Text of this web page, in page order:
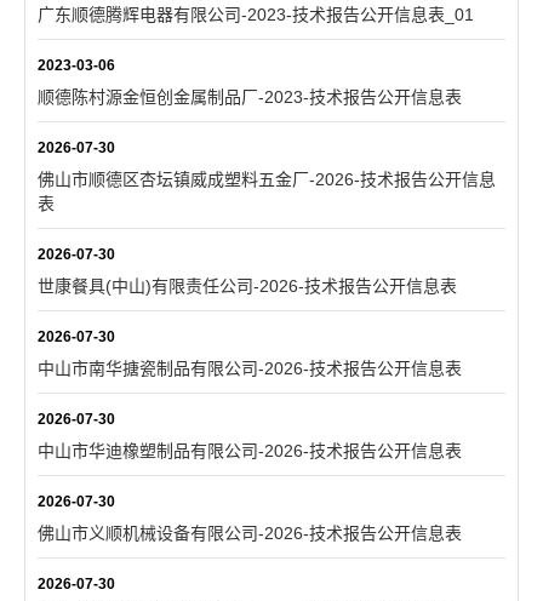
广东顺德腾辉电器有限公司-2023-技术报告公开信息表_01
2023-03-06
顺德陈村源金恒创金属制品厂-2023-技术报告公开信息表
2026-07-30
佛山市顺德区杏坛镇威成塑料五金厂-2026-技术报告公开信息
表
2026-07-30
世康餐具(中山)有限责任公司-2026-技术报告公开信息表
2026-07-30
中山市南华搪瓷制品有限公司-2026-技术报告公开信息表
2026-07-30
中山市华迪橡塑制品有限公司-2026-技术报告公开信息表
2026-07-30
佛山市义顺机械设备有限公司-2026-技术报告公开信息表
2026-07-30